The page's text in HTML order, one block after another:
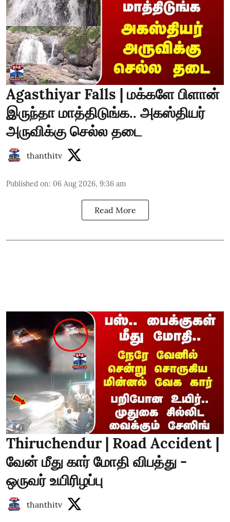
Agasthiyar Falls | மக்களே பிளான்
இருந்தா மாத்திடுங்க.. அகஸ்தியர்
அருவிக்கு செல்ல தடை
thanthitv
Published on: 06 Aug 2026, 9:36 am
Read More
Thiruchendur | Road Accident |
வேன் மீது கார் மோதி விபத்து -
ஒருவர் உயிரிழப்பு
thanthitv